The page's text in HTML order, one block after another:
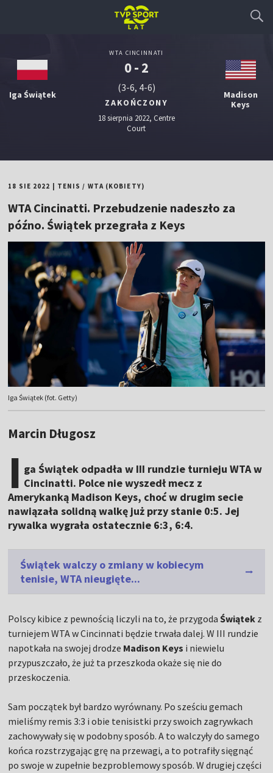
Iga Świątek
WTA CINCINNATI
0 - 2
(3-6, 4-6)
ZAKOŃCZONY
18 sierpnia 2022, Centre
Court
Madison
Keys
18 SIE 2022 TENIS / WTA (KOBIETY)
WTA Cincinatti. Przebudzenie nadeszło za
późno. Świątek przegrała z Keys
Iga Świątek (fot. Getty)
Marcin Długosz
I ga Świątek odpadła w III rundzie turnieju WTA w
Cincinatti. Polce nie wyszedł mecz z
Amerykanką Madison Keys, choć w drugim secie
nawiązała solidną walkę już przy stanie 0:5. Jej
rywalka wygrała ostatecznie 6:3, 6:4.
Świątek walczy o zmiany w kobiecym
tenisie, WTA nieugięte...
Polscy kibice z pewnością liczyli na to, że przygodaŚwiątek z
turniejem WTA w Cincinnati będzie trwała dalej. W III rundzie
napotkała na swojej drodze Madison Keys i niewielu
przypuszczało, że już ta przeszkoda okaże się nie do
przeskoczenia.
Sam początek był bardzo wyrównany. Po sześciu gemach
mieliśmy remis 3:3 i obie tenisistki przy swoich zagrywkach
zachowywały się w podobny sposób. A to walczyły do samego
końca rozstrzygając grę na przewagi, a to potrafiły sięgnąć
po swoje w zupełnie bezproblemowy sposób. W drugiej części